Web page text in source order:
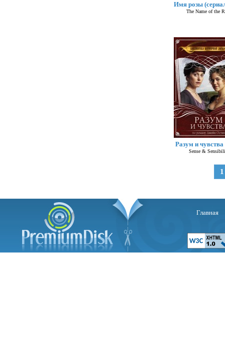
Имя розы
The Name of the
Разум и чувства
Sense &
1
Главная